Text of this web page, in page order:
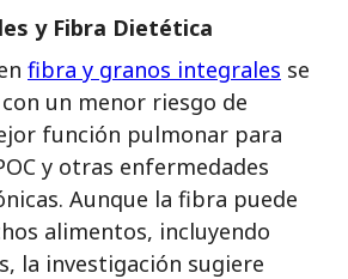
y Fibra Dietética
fibra y granos integrales se
un menor riesgo de
función pulmonar para
y otras enfermedades
Aunque la fibra puede
alimentos, incluyendo
la investigación sugiere